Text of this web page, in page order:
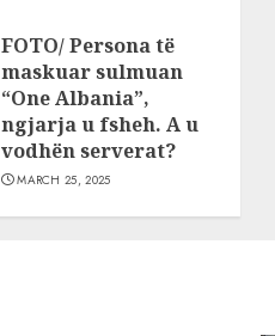
FOTO/ Persona të
maskuar sulmuan
“One Albania”,
ngjarja u fsheh. A u
vodhën serverat?
MARCH 25, 2025